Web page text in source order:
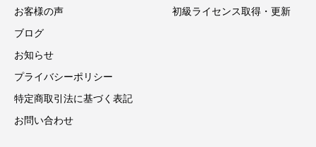
お客様の声
ブログ
お知らせ
プライバシーポリシー
特定商取引法に基づく表記
お問い合わせ
初級ライセンス取得・更新